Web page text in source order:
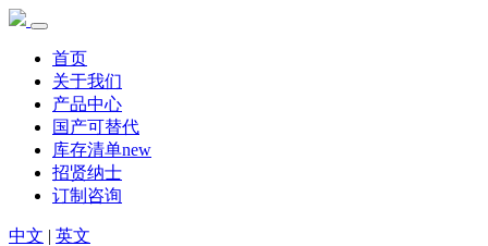
首页
关于我们
产品中心
国产可替代
库存清单new
招贤纳士
订制咨询
中文 | 英文